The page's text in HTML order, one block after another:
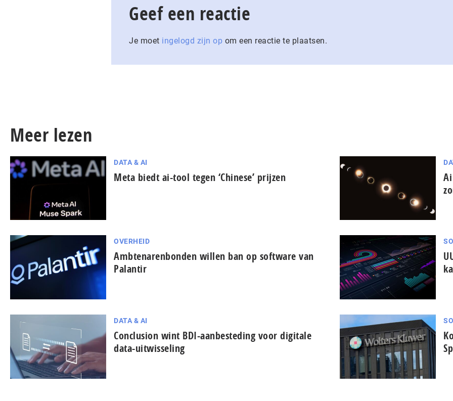
Geef een reactie
Je moet ingelogd zijn op om een reactie te plaatsen.
Meer lezen
DATA & AI
Meta biedt ai-tool tegen ‘Chinese’ prijzen
OVERHEID
Ambtenarenbonden willen ban op software van
Palantir
DATA & AI
Conclusion wint BDI-aanbesteding voor digitale
data-uitwisseling